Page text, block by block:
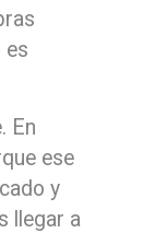
es
En
ese
y
llegar a